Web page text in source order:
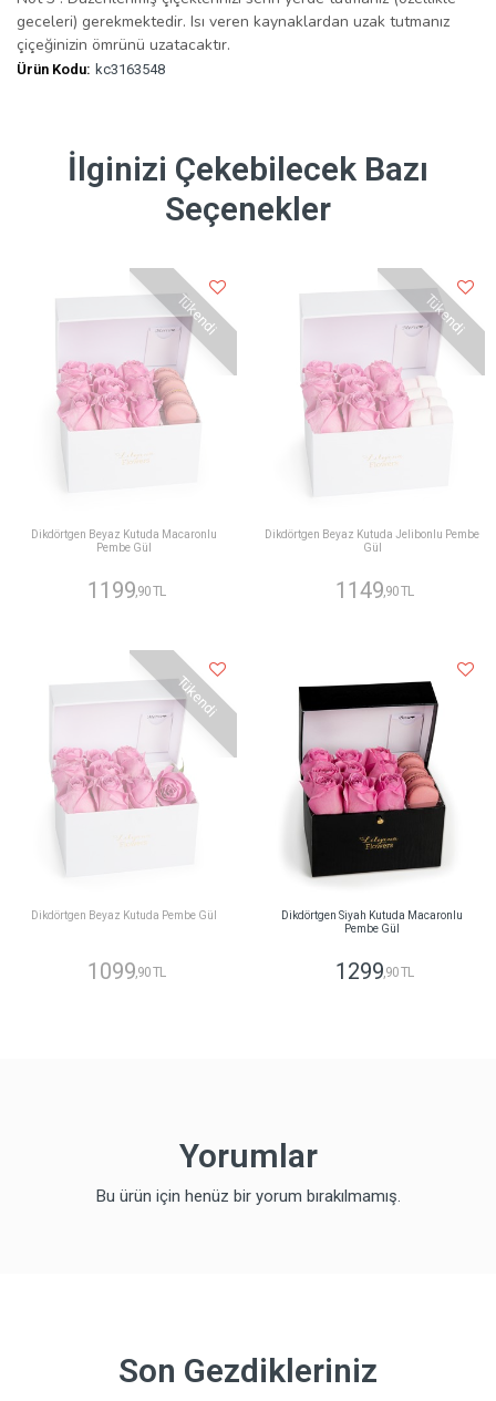
geceleri) gerekmektedir. Isı veren kaynaklardan uzak tutmanız
çiçeğinizin ömrünü uzatacaktır.
Ürün Kodu: kc3163548
İlginizi Çekebilecek Bazı
Seçenekler
Tükendi
Dikdörtgen Beyaz Kutuda Macaronlu
Pembe Gül
1199 ,90 TL
Tükendi
Dikdörtgen Beyaz Kutuda Jelibonlu Pembe
Gül
1149 ,90 TL
Tükendi
Dikdörtgen Beyaz Kutuda Pembe Gül
1099,90 TL
Dikdörtgen Siyah Kutuda Macaronlu
Pembe Gül
1299,90 TL
Yorumlar
Bu ürün için henüz bir yorum bırakılmamış.
Son Gezdikleriniz